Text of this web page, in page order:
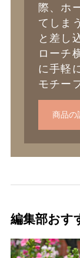
際、ホ
てしま
と差し
ローチ
に手軽
モチー
商品の
編集部おす